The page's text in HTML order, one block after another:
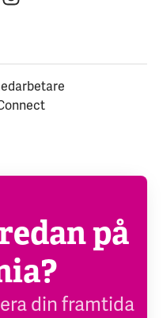
på
din framtida